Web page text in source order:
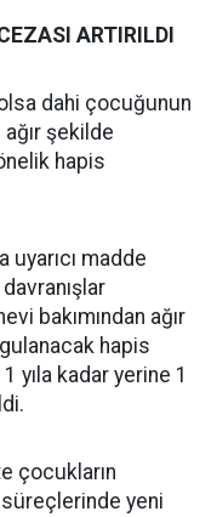
ARTIRILDI
olsa dahi çocuğunun
ağır şekilde
hapis
madde
davranışlar
bakımından ağır
hapis
yıla kadar yerine 1
çocukların
süreçlerinde yeni